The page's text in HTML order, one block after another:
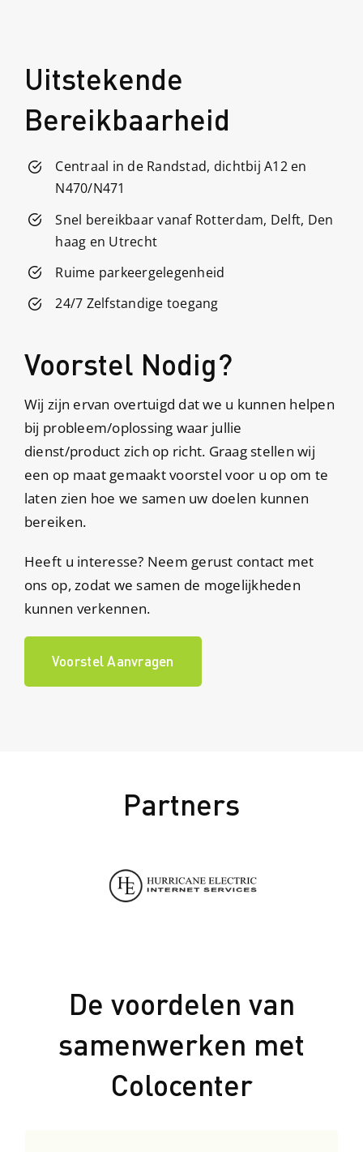
Uitstekende
Bereikbaarheid
Centraal in de Randstad, dichtbij A12 en
N470/N471
Snel bereikbaar vanaf Rotterdam, Delft, Den
haag en Utrecht
Ruime parkeergelegenheid
24/7 Zelfstandige toegang
Voorstel Nodig?
Wij zijn ervan overtuigd dat we u kunnen helpen
bij probleem/oplossing waar jullie
dienst/product zich op richt. Graag stellen wij
een op maat gemaakt voorstel voor u op om te
laten zien hoe we samen uw doelen kunnen
bereiken.
Heeft u interesse? Neem gerust contact met
ons op, zodat we samen de mogelijkheden
kunnen verkennen.
Voorstel Aanvragen
Partners
De voordelen van
samenwerken met
Colocenter